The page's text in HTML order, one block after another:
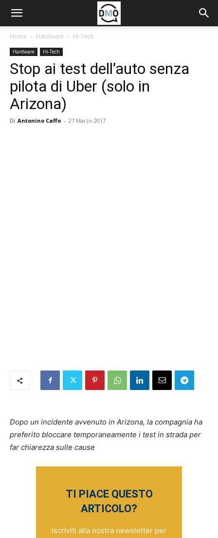
Home Hardware Hi-Tech
Hardware Hi-Tech
Stop ai test dell’auto senza
pilota di Uber (solo in
Arizona)
Di Antonino Caffo - 27 Marzo 2017
Dopo un incidente avvenuto in Arizona, la compagnia ha
preferito bloccare temporaneamente i test in strada per
far chiarezza sulle cause
TI PIACE QUESTO
ARTICOLO?
Iscriviti alla nostra newsletter per